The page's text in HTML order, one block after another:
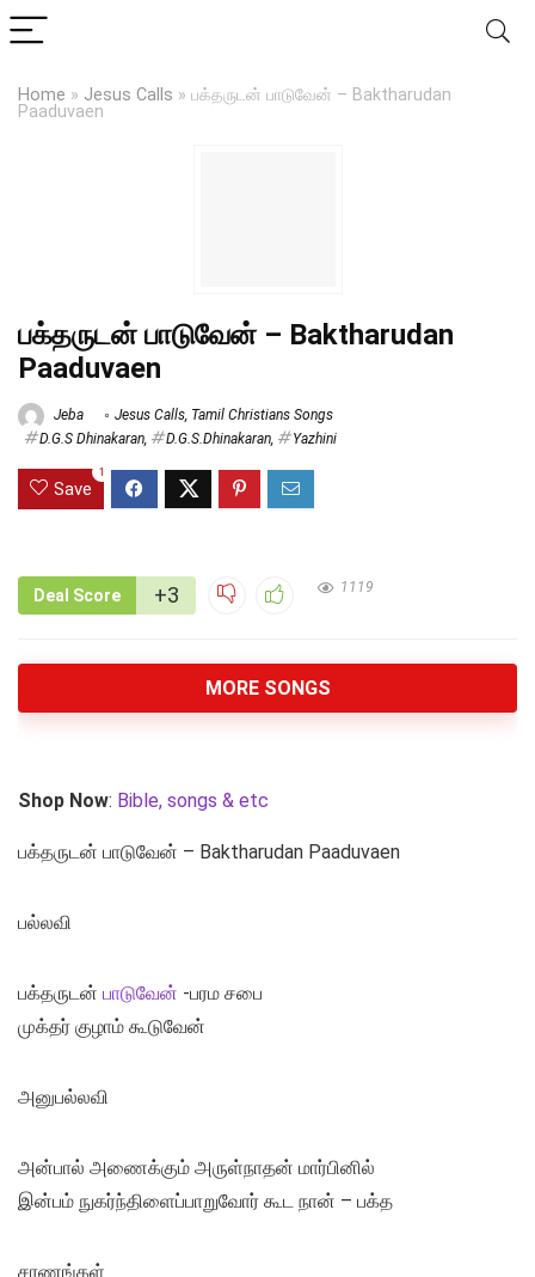
Home » Jesus Calls » பக்தருடன் பாடுவேன் – Baktharudan
Paaduvaen
பக்தருடன் பாடுவேன் – Baktharudan
Paaduvaen
Jeba Jesus Calls, Tamil Christians Songs
D.G.S Dhinakaran, D.G.S.Dhinakaran, Yazhini
Save
1
Deal Score +3 1119
MORE SONGS
Shop Now: Bible, songs & etc
பக்தருடன் பாடுவேன் – Baktharudan Paaduvaen
பல்லவி
பக்தருடன் பாடுவேன் -பரம சபை
முக்தர் குழாம் கூடுவேன்
அனுபல்லவி
அன்பால் அணைக்கும் அருள்நாதன் மார்பினில்
இன்பம் நுகர்ந்திளைப்பாறுவோர் கூட நான் – பக்த
சரணங்கள்